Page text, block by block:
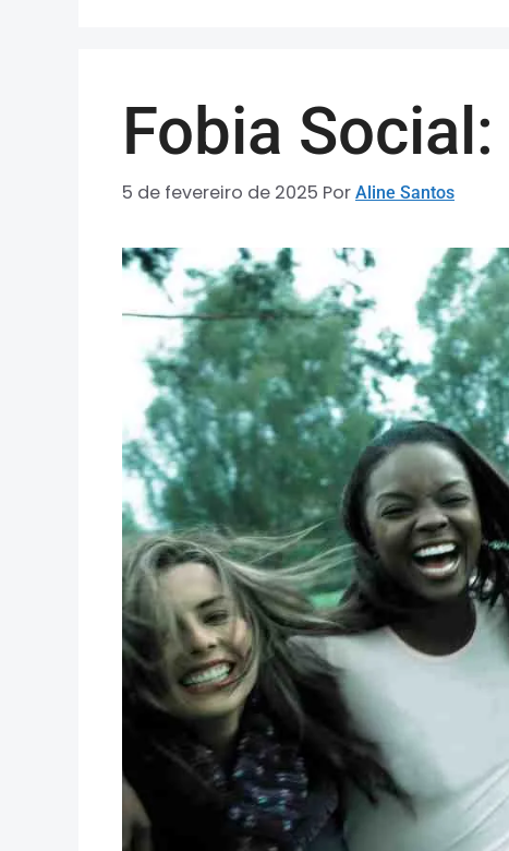
Fobia
5 de fevereiro de 2025 Por Aline Santos